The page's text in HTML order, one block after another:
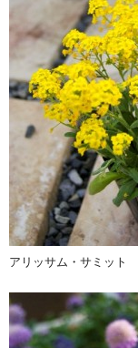
アリッサム・サミット